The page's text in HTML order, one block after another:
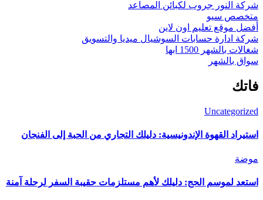
شركة النور جروب لكبائن المصاعد
متخصص سيو
أفضل موقع تعليم اون لاين
شركة ادارة حسابات السوشيال ميديا والتسويق
شغالات بالشهر 1500 ابها
سواق بالشهر
فاتك
Uncategorized
استيراد القهوة الإندونيسية: دليلك التجاري من الحبة إلى الفنجان
موضة
استعد لموسم الحج: دليلك لأهم مستلزمات حقيبة السفر لرحلة آمنة